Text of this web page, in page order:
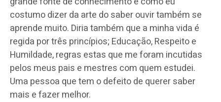
costumo dizer da arte do saber ouvir também se
aprende muito. Diria também que a minha vida é
regida por três princípios; Educação, Respeito e
Humildade, regras estas que me foram incutidas
pelos meus pais e mestres com quem estudei.
Uma pessoa que tem o defeito de querer saber
mais e fazer melhor.